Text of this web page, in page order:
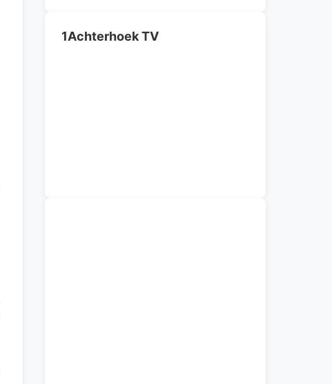
1Achterhoek TV